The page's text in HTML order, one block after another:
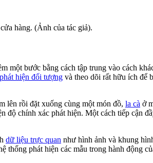
hàng. (Ảnh của tác giả).
một bước bằng cách tập trung vào cách
phát hiện đối tượng và theo dõi rất hữu ích để
lên rồi đặt xuống cùng một món đồ, la cà ở
độ chính xác phát hiện. Một cách tiếp cận
dữ liệu trực quan như hình ảnh và khung
thống phát hiện các mẫu trong hành động